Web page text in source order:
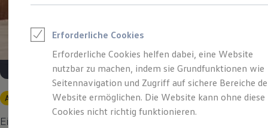
Zubehör- und Serviceangebote
Leasing
Leasing-Angebote
Gebrauchtwagen Leasing
Junge Gebrauchtwagen-Leasing
Elektroauto Leasing
Kleinwagen-Leasing
Leasing ohne Anzahlung
Finanzierung
Angebot gültig bis 30.09.2026 Privatkunden
Eine Spur Extra. Der neue vollelektrische ID. Polo.
Erforderliche Cookies
Erforderliche Cookies helfen dabei, eine Website
nutzbar zu machen, indem sie Grundfunktionen wie
Seitennavigation und Zugriff auf sichere Bereiche
Website ermöglichen. Die Website kann ohne diese
Cookies nicht richtig funktionieren.